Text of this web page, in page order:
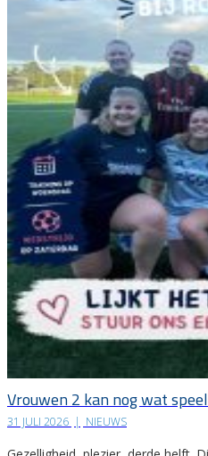
Vrouwen 2 kan nog wat
31 JULI 2026 | NIEUWS